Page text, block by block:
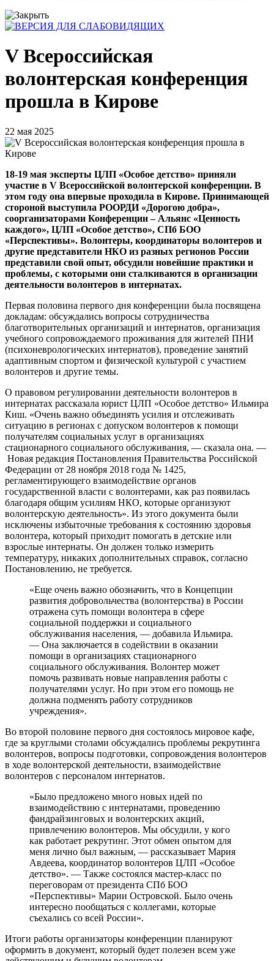
V Всероссийская
волонтерская конференция
прошла в Кирове
22 мая 2025
18-19 мая эксперты ЦЛП «Особое детство» приняли
участие в V Всероссийской волонтерской конференции. В
этом году она впервые проходила в Кирове. Принимающей
стороной выступила РООРДИ «Дорогою добра»,
соорганизаторами Конференции – Альянс «Ценность
каждого», ЦЛП «Особое детство», СПб БОО
«Перспективы». Волонтеры, координаторы волонтеров и
другие представители НКО из разных регионов России
представили свой опыт, обсудили новейшие практики и
проблемы, с которыми они сталкиваются в организации
деятельности волонтеров в интернатах.
Первая половина первого дня конференции была посвящена
докладам: обсуждались вопросы сотрудничества
благотворительных организаций и интернатов, организация
учебного сопровождаемого проживания для жителей ПНИ
(психоневрологических интернатов), проведение занятий
адаптивным спортом и физической культурой с участием
волонтеров и другие темы.
О правовом регулировании деятельности волонтеров в
интернатах рассказала юрист ЦЛП «Особое детство» Ильмира
Киш. «Очень важно объединять усилия и отслеживать
ситуацию в регионах с допуском волонтеров к помощи
получателям социальных услуг в организациях
стационарного социального обслуживания, — сказала она. —
Новая редакция Постановления Правительства Российской
Федерации от 28 ноября 2018 года № 1425,
регламентирующего взаимодействие органов
государственной власти с волонтерами, как раз появилась
благодаря общим усилиям НКО, которые организуют
волонтерскую деятельность». Из этого документа были
исключены избыточные требования к состоянию здоровья
волонтера, который приходит помогать в детские или
взрослые интернаты. Он должен только измерить
температуру, никаких дополнительных справок, согласно
Постановлению, не требуется.
«Еще очень важно обозначить, что в Концепции
развития добровольчества (волонтерства) в России
отражена суть помощи волонтера в сфере
социальной поддержки и социального
обслуживания населения, — добавила Ильмира.
— Она заключается в содействии в оказании
помощи в организациях стационарного
социального обслуживания. Волонтер может
помочь развивать новые направления работы с
получателями услуг. Но при этом его помощь не
должна подменять работу сотрудников
учреждения».
Во второй половине первого дня состоялось мировое кафе,
где за круглыми столами обсуждались проблемы рекрутинга
волонтеров, вопросы подготовки, сопровождения волонтеров
в ходе волонтерской деятельности, взаимодействие
волонтеров с персоналом интернатов.
«Было предложено много новых идей по
взаимодействию с интернатами, проведению
фандрайзинговых и волонтерских акций,
привлечению волонтеров. Мы обсудили, у кого
как работает рекрутинг. Этот обмен опытом для
меня лично был важным, — рассказывает Мария
Авдеева, координатор волонтеров ЦЛП «Особое
детство». — Также состоялся мастер-класс по
переговорам от президента СПб БОО
«Перспективы» Марии Островской. Было очень
интересно пообщаться с коллегами, которые
съехались со всей России».
Итоги работы организаторы конференции планируют
оформить в документ, который будет полезен всем уже